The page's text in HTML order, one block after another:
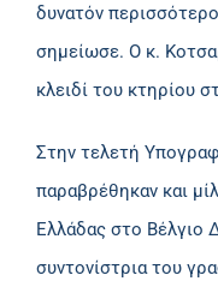
δυνατόν
σημείωσε. Ο κ.
κλειδί του κτηρίου
Στην τελετή
παραβρέθηκαν και
Ελλάδας στο Βέλγιο
συντονίστρια του